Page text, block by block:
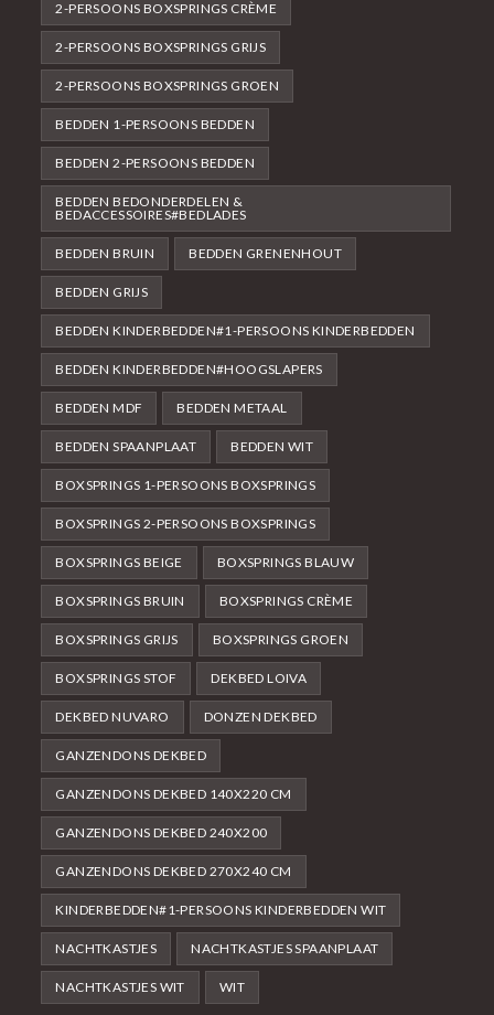
2-PERSOONS BOXSPRINGS CRÈME
2-PERSOONS BOXSPRINGS GRIJS
2-PERSOONS BOXSPRINGS GROEN
BEDDEN 1-PERSOONS BEDDEN
BEDDEN 2-PERSOONS BEDDEN
BEDDEN BEDONDERDELEN &
BEDACCESSOIRES#BEDLADES
BEDDEN BRUIN BEDDEN GRENENHOUT
BEDDEN GRIJS
BEDDEN KINDERBEDDEN#1-PERSOONS KINDERBEDDEN
BEDDEN KINDERBEDDEN#HOOGSLAPERS
BEDDEN MDF BEDDEN METAAL
BEDDEN SPAANPLAAT BEDDEN WIT
BOXSPRINGS 1-PERSOONS BOXSPRINGS
BOXSPRINGS 2-PERSOONS BOXSPRINGS
BOXSPRINGS BEIGE BOXSPRINGS BLAUW
BOXSPRINGS BRUIN BOXSPRINGS CRÈME
BOXSPRINGS GRIJS BOXSPRINGS GROEN
BOXSPRINGS STOF DEKBED LOIVA
DEKBED NUVARO DONZEN DEKBED
GANZENDONS DEKBED
GANZENDONS DEKBED 140X220 CM
GANZENDONS DEKBED 240X200
GANZENDONS DEKBED 270X240 CM
KINDERBEDDEN#1-PERSOONS KINDERBEDDEN WIT
NACHTKASTJES NACHTKASTJES SPAANPLAAT
NACHTKASTJES WIT WIT